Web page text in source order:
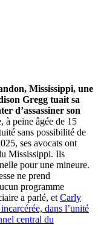
Mississippi, une
Gregg tuait sa
d’assassiner son
à peine âgée de 15
sans possibilité de
ses avocats ont
Mississippi. Ils
pour une mineure.
ne prend
programme
a parlé, et Carly
dans l’unité
central du